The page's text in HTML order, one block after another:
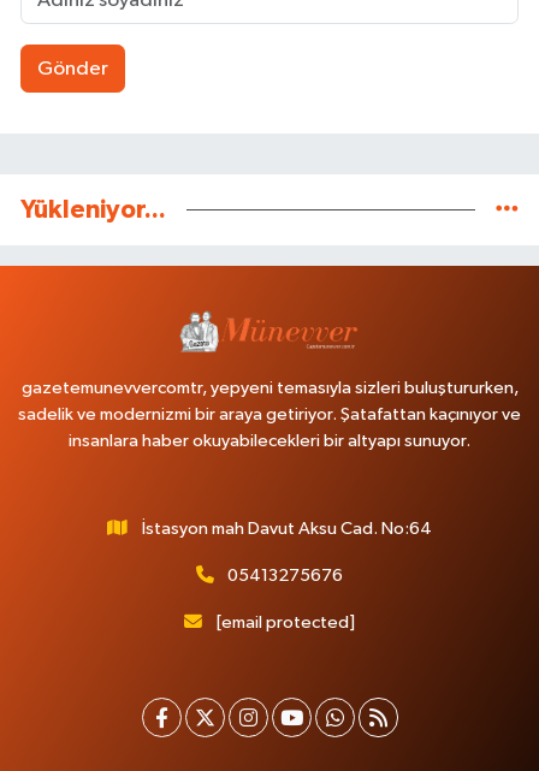
Gönder
Yükleniyor...
gazetemunevvercomtr, yepyeni temasıyla sizleri buluştururken,
sadelik ve modernizmi bir araya getiriyor. Şatafattan kaçınıyor ve
insanlara haber okuyabilecekleri bir altyapı sunuyor.
İstasyon mah Davut Aksu Cad. No:64
05413275676
[email protected]